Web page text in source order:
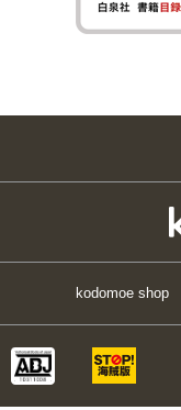
kodomoe shop